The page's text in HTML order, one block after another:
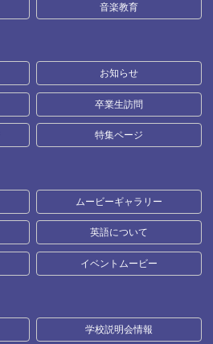
音楽教育
お知らせ
卒業生訪問
特集ページ
ムービーギャラリー
英語について
イベントムービー
学校説明会情報